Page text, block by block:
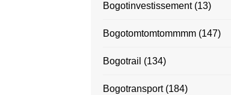
Bogotinvestissement(13)
Bogotomtomtommmm(147)
Bogotrail (134)
Bogotransport(184)